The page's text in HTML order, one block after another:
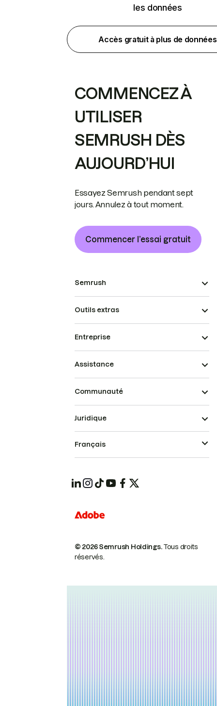
les données
Accès gratuit à plus de données
COMMENCEZ À
UTILISER
SEMRUSH DÈS
AUJOURD’HUI
Essayez Semrush pendant sept
jours. Annulez à tout moment.
Commencer l’essai gratuit
Semrush
Outils extras
Entreprise
Assistance
Communauté
© 2026 Semrush Holdings.Tous droits
réservés.
Juridique
Français